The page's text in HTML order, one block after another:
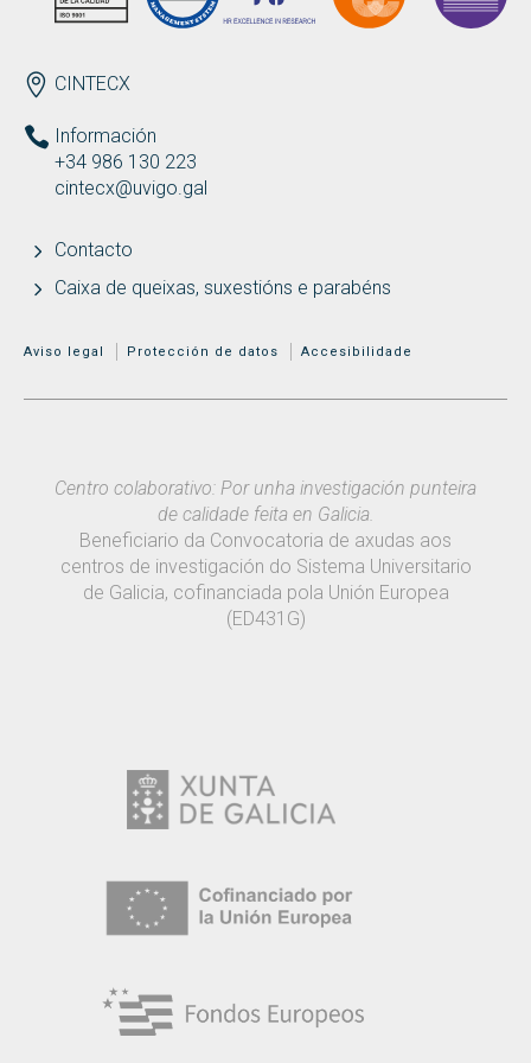
ENDEREZO
CINTECX
Información
+34 986 130 223
cintecx@uvigo.gal
Contacto
Caixa de queixas, suxestións e parabéns
MENÚ ADICIONAL
Aviso legal Protección de datos Accesibilidade
Centro colaborativo: Por unha investigación punteira
de calidade feita en Galicia.
Beneficiario da Convocatoria de axudas aos
centros de investigación do Sistema Universitario
de Galicia, cofinanciada pola Unión Europea
(ED431G)